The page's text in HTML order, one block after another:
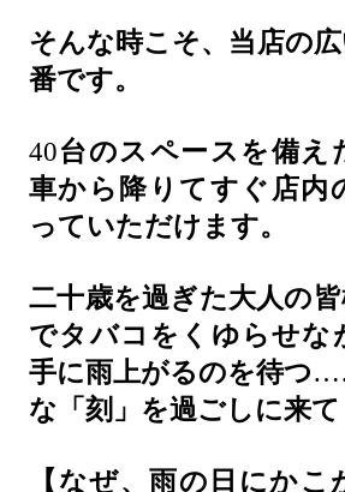
そんな時こそ、当店の
番です。
40台のスペースを備え
車から降りてすぐ店内
っていただけます。
二十歳を過ぎた大人の
でタバコをくゆらせな
手に雨上がるのを待つ
な「刻」を過ごしに来て
【なぜ、雨の日にかこ